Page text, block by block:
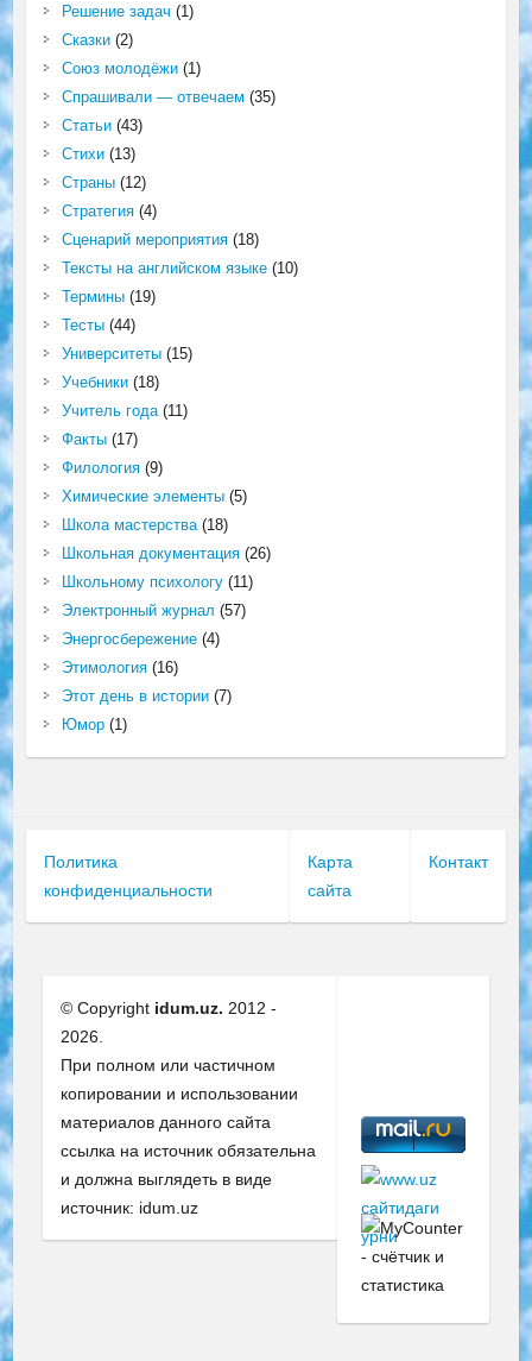
Решение задач (1)
Сказки(2)
Союз молодёжи(1)
Спрашивали — отвечаем (35)
Статьи(43)
Стихи(13)
Страны(12)
Стратегия(4)
Сценарий мероприятия(18)
Тексты на английском языке(10)
Термины(19)
Тесты(44)
Университеты(15)
Учебники(18)
Учитель года(11)
Факты(17)
Филология(9)
Химические элементы(5)
Школа мастерства(18)
Школьная документация(26)
Школьному психологу(11)
Электронный журнал (57)
Энергосбережение(4)
Этимология(16)
Этот день в истории(7)
Юмор(1)
Политика
конфиденциальности
Карта
сайта
Контакт
© Copyright idum.uz. 2012 -
2026.
При полном или частичном
копировании и использовании
материалов данного сайта
ссылка на источник обязательна
и должна выглядеть в виде
источник: idum.uz